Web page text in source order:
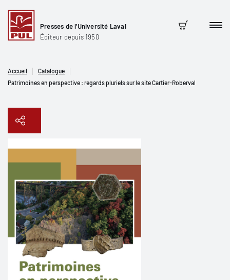
Presses de l'Université Laval
Éditeur depuis 1950
Panier
Accueil
Catalogue
Patrimoines en perspective : regards pluriels sur le site Cartier-Roberval